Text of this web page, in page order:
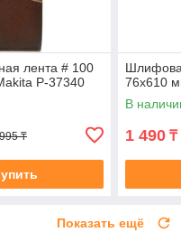
лента # 100
P-37340
₸
76x610
В
1 490 ₸
Показать ещё